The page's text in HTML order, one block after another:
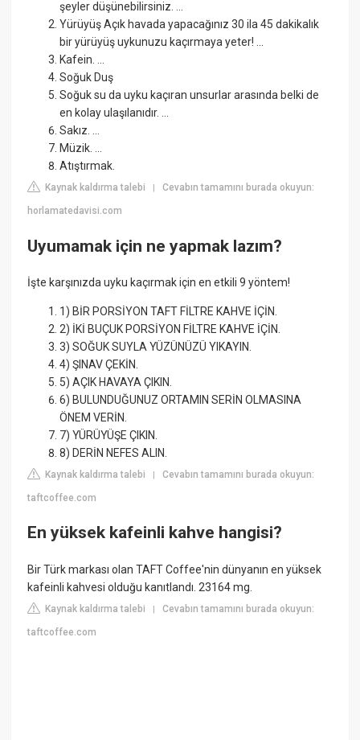
şeyler düşünebilirsiniz. ...
Yürüyüş Açık havada yapacağınız 30 ila 45 dakikalık
bir yürüyüş uykunuzu kaçırmaya yeter! ...
Kafein. ...
Soğuk Duş
Soğuk su da uyku kaçıran unsurlar arasında belki de
en kolay ulaşılanıdır. ...
Sakız. ...
Müzik. ...
Atıştırmak.
Kaynak kaldırma talebi |Cevabın tamamını burada okuyun:
horlamatedavisi.com
Uyumamak için ne yapmak lazım?
İşte karşınızda uyku kaçırmak için en etkili 9 yöntem!
1) BİR PORSİYON TAFT FİLTRE KAHVE İÇİN.
2) İKİ BUÇUK PORSİYON FİLTRE KAHVE İÇİN.
3) SOĞUK SUYLA YÜZÜNÜZÜ YIKAYIN.
4) ŞINAV ÇEKİN.
5) AÇIK HAVAYA ÇIKIN.
6) BULUNDUĞUNUZ ORTAMIN SERİN OLMASINA
ÖNEM VERİN.
7) YÜRÜYÜŞE ÇIKIN.
8) DERİN NEFES ALIN.
Kaynak kaldırma talebi |Cevabın tamamını burada okuyun:
taftcoffee.com
En yüksek kafeinli kahve hangisi?
Bir Türk markası olan TAFT Coffee'nin dünyanın en yüksek
kafeinli kahvesi olduğu kanıtlandı. 23164 mg.
Kaynak kaldırma talebi |Cevabın tamamını burada okuyun:
taftcoffee.com